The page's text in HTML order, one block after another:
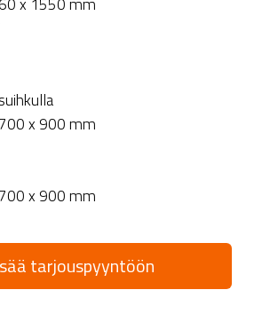
x 900 mm
x 900 mm
tarjouspyyntöön